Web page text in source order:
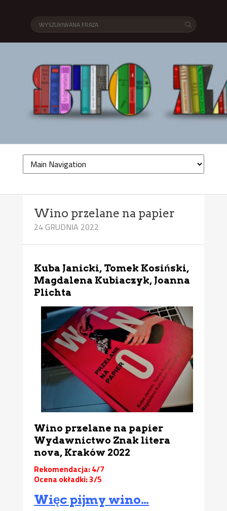
Wino przelane na papier
24 GRUDNIA 2022
Kuba Janicki, Tomek Kosiński,
Magdalena Kubiaczyk, Joanna
Plichta
Wino przelane na papier
Wydawnictwo Znak litera
nova, Kraków 2022
Rekomendacja: 4/7
Ocena okładki: 3/5
Więc pijmy wino…